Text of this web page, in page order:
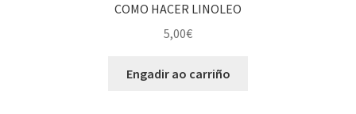
COMO HACER LINOLEO
5,00€
Engadir ao carriño